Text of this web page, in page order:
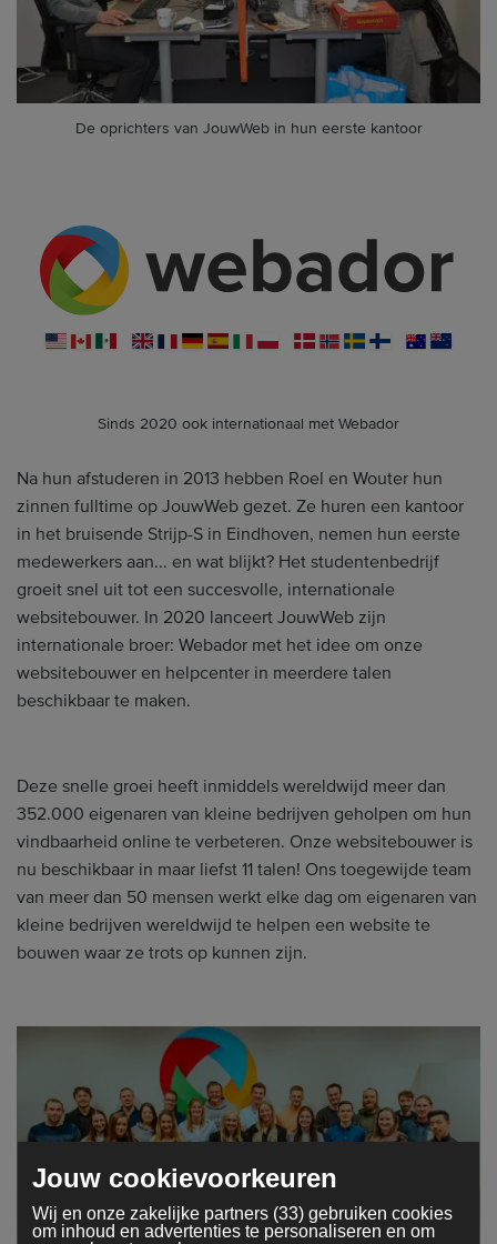
De oprichters van JouwWeb in hun eerste kantoor
Sinds 2020 ook internationaal met Webador
Na hun afstuderen in 2013 hebben Roel en Wouter hun
zinnen fulltime op JouwWeb gezet. Ze huren een kantoor
in het bruisende Strijp-S in Eindhoven, nemen hun eerste
medewerkers aan... en wat blijkt? Het studentenbedrijf
groeit snel uit tot een succesvolle, internationale
websitebouwer. In 2020 lanceert JouwWeb zijn
internationale broer: Webador met het idee om onze
websitebouwer en helpcenter in meerdere talen
beschikbaar te maken.
Deze snelle groei heeft inmiddels wereldwijd meer dan
352.000 eigenaren van kleine bedrijven geholpen om hun
vindbaarheid online te verbeteren. Onze websitebouwer is
nu beschikbaar in maar liefst 11 talen! Ons toegewijde team
van meer dan 50 mensen werkt elke dag om eigenaren van
kleine bedrijven wereldwijd te helpen een website te
bouwen waar ze trots op kunnen zijn.
Jouw cookievoorkeuren
Wij en onze zakelijke partners (33) gebruiken cookies
om inhoud en advertenties te personaliseren en om